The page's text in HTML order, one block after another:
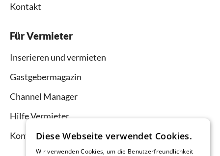
Kontakt
Für Vermieter
Inserieren und vermieten
Gastgebermagazin
Channel Manager
Hilfe Vermieter
KontaktDiese Webseite verwendet Cookies.
Wir verwenden Cookies, um die Benutzerfreundlichkeit